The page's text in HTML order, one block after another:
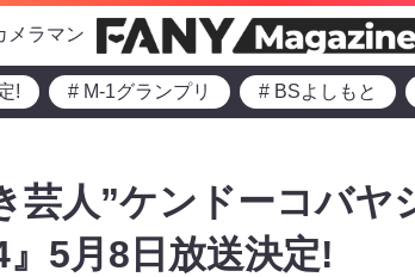
メラマン
! # M-1グランプリ # BSよしもと
芸人”ケンドーコバヤ
5月8日放送決定!